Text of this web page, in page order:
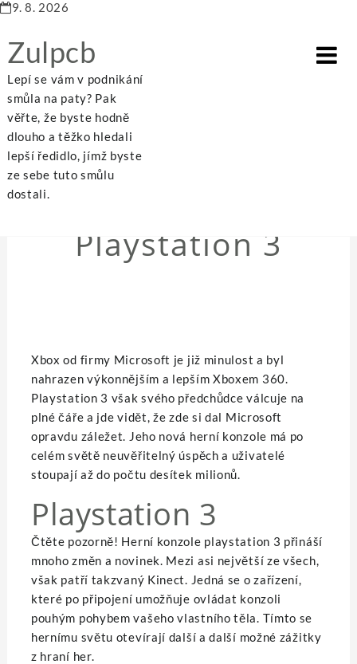
9. 8. 2026
Zulpcb
Lepí se vám v podnikání
smůla na paty? Pak
věřte, že byste hodně
dlouho a těžko hledali
lepší ředidlo, jímž byste
ze sebe tuto smůlu
dostali.
Home Playstation 3
Playstation 3
Xbox od firmy Microsoft je již minulost a byl
nahrazen výkonnějším a lepším Xboxem 360.
Playstation 3 však svého předchůdce válcuje na
plné čáře a jde vidět, že zde si dal Microsoft
opravdu záležet. Jeho nová herní konzole má po
celém světě neuvěřitelný úspěch a uživatelé
stoupají až do počtu desítek milionů.
Playstation 3
Čtěte pozorně! Herní konzole playstation 3 přináší
mnoho změn a novinek. Mezi asi největší ze všech,
však patří takzvaný Kinect. Jedná se o zařízení,
které po připojení umožňuje ovládat konzoli
pouhým pohybem vašeho vlastního těla. Tímto se
hernímu světu otevírají další a další možné zážitky
z hraní her.